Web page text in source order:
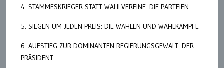
4. STAMMESKRIEGER STATT WAHLVEREINE: DIE PARTEIEN
5. SIEGEN UM JEDEN PREIS: DIE WAHLEN UND WAHLKÄMPFE
6. AUFSTIEG ZUR DOMINANTEN REGIERUNGSGEWALT: DER
PRÄSIDENT